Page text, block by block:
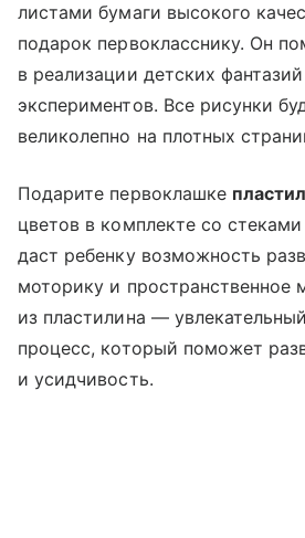
листами бумаги высокого
подарок первокласснику. Он
в реализации детских
экспериментов. Все рисунки
великолепно на плотных
Подарите первоклашке
цветов в комплекте со
даст ребенку возможность
моторику и пространственное
из пластилина —
процесс, который поможет
и усидчивость.